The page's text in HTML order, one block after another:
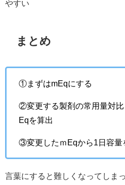
やすい
まとめ
①まずはmEqにする
②変更する製剤の常用量対比
Eqを算出
③変更したｍEqから1日容量
言葉にすると難しくなってしま